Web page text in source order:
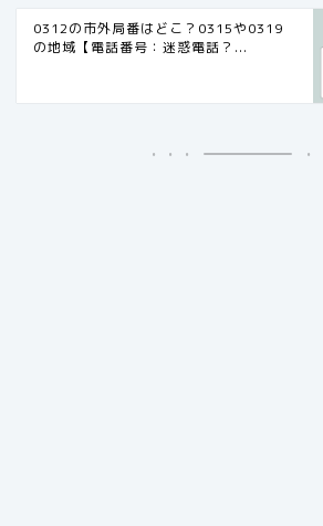
0312の市外局番はどこ？0315や0319
の地域【電話番号：迷惑電話？...